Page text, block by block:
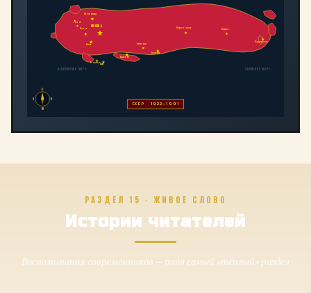
МОСКВА
Ленинград
Киев
Минск
Ташкент
Алма-Ата
Байконур
Новосибирск Иркутск
Владивосток
ТбилисиБаку
Рига
С
Ю
З
В
СССР · 1922—1991
БАЛТИЙСКОЕ МОРЕ ЯПОНСКОЕ МОРЕ
РАЗДЕЛ 15 · ЖИВОЕ СЛОВО
Истории читателей
Воспоминания современников — тот самый «тёплый» раздел